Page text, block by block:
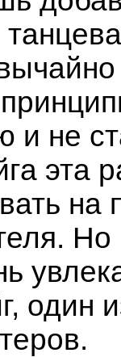
и не
эта
Но
один